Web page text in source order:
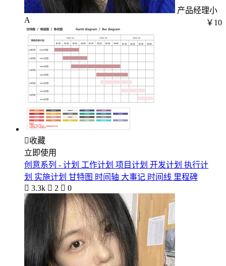
产品经理小
A
￥10
收藏
立即使用
创意系列 - 计划 工作计划 项目计划 开发计划 执行计
划 实施计划 甘特图 时间轴 大事记 时间线 里程碑
 3.3k  2  0